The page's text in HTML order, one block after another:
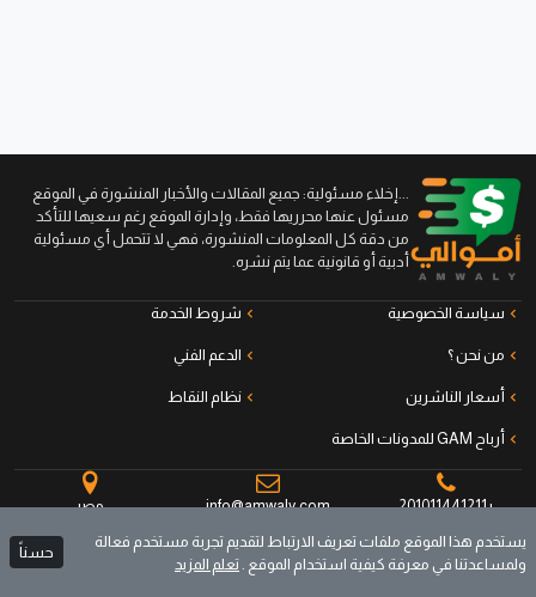
...إخلاء مسئولية: جميع المقالات والأخبار المنشورة في الموقع
مسئول عنها محرريها فقط، وإدارة الموقع رغم سعيها للتأكد
من دقة كل المعلومات المنشورة، فهي لا تتحمل أي مسئولية
أدبية أو قانونية عما يتم نشره.
سياسة الخصوصية شروط الخدمة
من نحن ؟ الدعم الفني
أسعار الناشرين نظام النقاط
أرباح GAM للمدونات الخاصة
+201011441211
info@amwaly.com مصر
جميع الحقوق محفوظة © أموالي منصة الناشرين
يستخدم هذا الموقع ملفات تعريف الارتباط لتقديم تجربة مستخدم فعالة
ولمساعدتنا في معرفة كيفية استخدام الموقع . تعلم المزيد
حسناً